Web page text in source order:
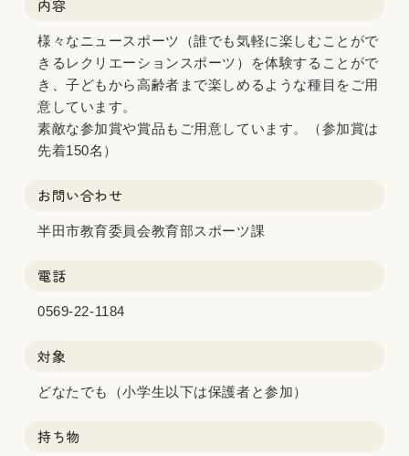
内容
様々なニュースポーツ（誰でも気軽に楽しむことがで
きるレクリエーションスポーツ）を体験することがで
き、子どもから高齢者まで楽しめるような種目をご用
意しています。
素敵な参加賞や賞品もご用意しています。（参加賞は
先着150名）
お問い合わせ
半田市教育委員会教育部スポーツ課
電話
0569-22-1184
対象
どなたでも（小学生以下は保護者と参加）
持ち物